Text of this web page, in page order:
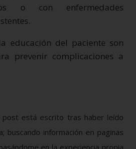
o con enfermedades
educación del paciente son
prevenir complicaciones a
post está escrito tras haber leído
buscando información en paginas
en la experiencia propia